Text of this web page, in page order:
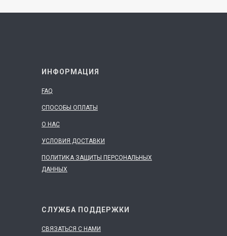
ИНФОРМАЦИЯ
FAQ
СПОСОБЫ ОПЛАТЫ
О НАС
УСЛОВИЯ ДОСТАВКИ
ПОЛИТИКА ЗАЩИТЫ ПЕРСОНАЛЬНЫХ
ДАННЫХ
СЛУЖБА ПОДДЕРЖКИ
СВЯЗАТЬСЯ С НАМИ